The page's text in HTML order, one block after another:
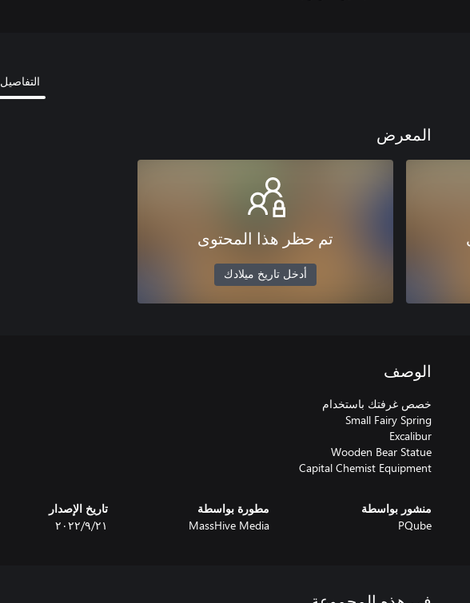
التفاصيل
المعرض
تم حظر هذا المحتوى
أدخل تاريخ ميلادك
الوصف
Capital Chemist Equipment
منشور بواسطة
PQube
مطورة بواسطة
MassHive Media
تاريخ الإصدار
٢١‏/٩‏/٢٠٢٢